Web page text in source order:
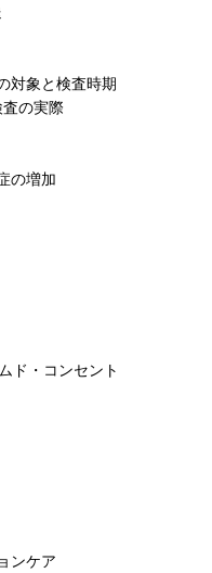
象と検査時期
の実際
の増加
ド・コンセント
ンケア